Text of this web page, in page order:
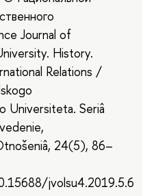
Journal of
History.
Relations /
Universiteta. Seriâ
24(5), 86–
jvolsu4.2019.5.6